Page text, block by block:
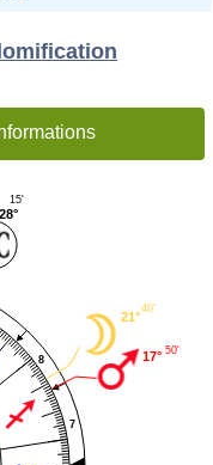
7
8 17° 50'
21°
40'
28°
15'